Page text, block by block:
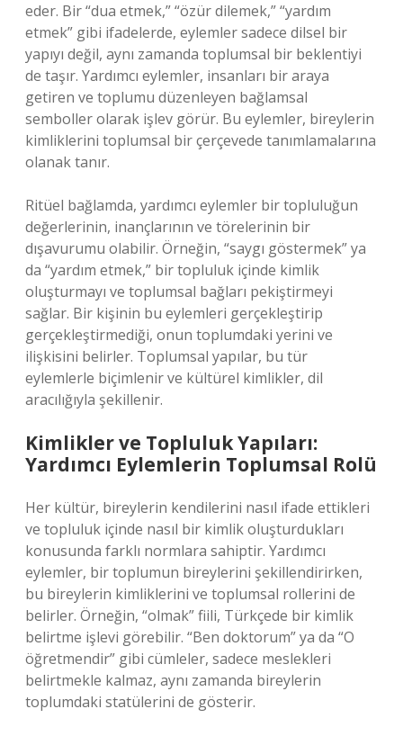
eder. Bir “dua etmek,” “özür dilemek,” “yardım
etmek” gibi ifadelerde, eylemler sadece dilsel bir
yapıyı değil, aynı zamanda toplumsal bir beklentiyi
de taşır. Yardımcı eylemler, insanları bir araya
getiren ve toplumu düzenleyen bağlamsal
semboller olarak işlev görür. Bu eylemler, bireylerin
kimliklerini toplumsal bir çerçevede tanımlamalarına
olanak tanır.
Ritüel bağlamda, yardımcı eylemler bir topluluğun
değerlerinin, inançlarının ve törelerinin bir
dışavurumu olabilir. Örneğin, “saygı göstermek” ya
da “yardım etmek,” bir topluluk içinde kimlik
oluşturmayı ve toplumsal bağları pekiştirmeyi
sağlar. Bir kişinin bu eylemleri gerçekleştirip
gerçekleştirmediği, onun toplumdaki yerini ve
ilişkisini belirler. Toplumsal yapılar, bu tür
eylemlerle biçimlenir ve kültürel kimlikler, dil
aracılığıyla şekillenir.
Kimlikler ve Topluluk Yapıları:
Yardımcı Eylemlerin Toplumsal Rolü
Her kültür, bireylerin kendilerini nasıl ifade ettikleri
ve topluluk içinde nasıl bir kimlik oluşturdukları
konusunda farklı normlara sahiptir. Yardımcı
eylemler, bir toplumun bireylerini şekillendirirken,
bu bireylerin kimliklerini ve toplumsal rollerini de
belirler. Örneğin, “olmak” fiili, Türkçede bir kimlik
belirtme işlevi görebilir. “Ben doktorum” ya da “O
öğretmendir” gibi cümleler, sadece meslekleri
belirtmekle kalmaz, aynı zamanda bireylerin
toplumdaki statülerini de gösterir.